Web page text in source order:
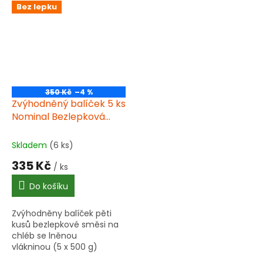
Bez lepku
350 Kč –4 %
Zvýhodněný balíček 5 ks
Nominal Bezlepková
vlákninou 500g
Skladem (6 ks)
335 Kč / ks
Do košíku
Zvýhodněny balíček pěti
kusů bezlepkové směsi na
chléb se lněnou
vlákninou (5 x 500 g)